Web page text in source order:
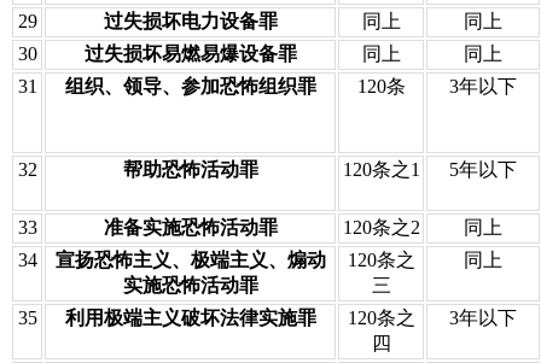
29
过失损坏电力设备罪 同上
同上
30
过失损坏易燃易爆设备罪 同上
同上
31
组织、领导、参加恐怖组织罪 120条 3年以下
32 帮助恐怖活动罪 120条之1 5年以下
33 准备实施恐怖活动罪 120条之2
同上
34
宣扬恐怖主义、极端主义、煽动
实施恐怖活动罪
120条之
三
同上
35 利用极端主义破坏法律实施罪
120条之
四
3年以下